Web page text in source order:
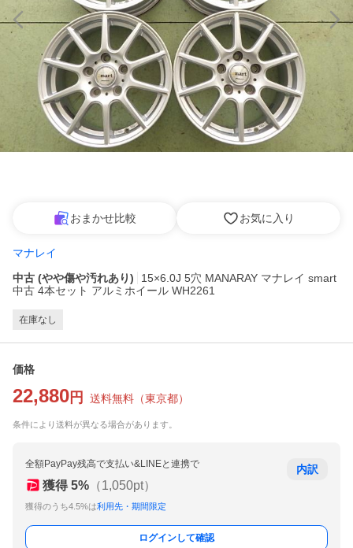
おまかせ比較 お気に入り
マナレイ
中古 (やや傷や汚れあり)
15×6.0J 5穴 MANARAY マナレイ smart
中古 4本セット アルミホイール WH2261
在庫なし
価格
22,880 円 送料無料 （東京都）
条件により送料が異なる場合があります。
全額PayPay残高で支払い&LINEと連携で
獲得 5% （1,050pt）
獲得のうち4.5%は利用先・期間限定
内訳
ログインして確認